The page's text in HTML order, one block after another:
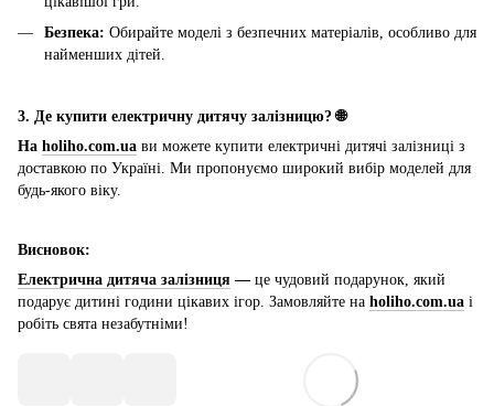
Безпека: Обирайте моделі з безпечних матеріалів, особливо для
найменших дітей.
3. Де купити електричну дитячу залізницю? 🌐
На holiho.com.ua ви можете купити електричні дитячі залізниці з
доставкою по Україні. Ми пропонуємо широкий вибір моделей для
будь-якого віку.
Висновок:
Електрична дитяча залізниця — це чудовий подарунок, який
подарує дитині години цікавих ігор. Замовляйте на holiho.com.ua і
робіть свята незабутніми!